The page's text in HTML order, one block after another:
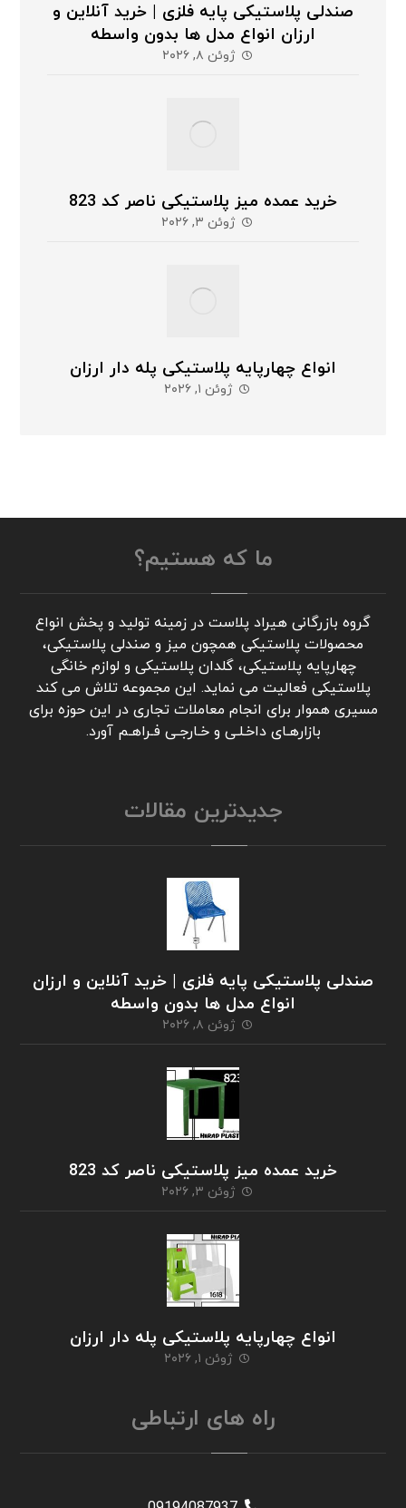
صندلی پلاستیکی پایه فلزی | خرید آنلاین و
ارزان انواع مدل ها بدون واسطه
ژوئن ۸, ۲۰۲۶
خرید عمده میز پلاستیکی ناصر کد 823
ژوئن ۳, ۲۰۲۶
انواع چهارپایه پلاستیکی پله دار ارزان
ژوئن ۱, ۲۰۲۶
ما که هستیم؟
گروه بازرگانی هیراد پلاست در زمینه تولید و پخش انواع
محصولات پلاستیکی همچون میز و صندلی پلاستیکی،
چهارپایه پلاستیکی، گلدان پلاستیکی و لوازم خانگی
پلاستیکی فعالیت می نماید. این مجموعه تلاش می کند
مسیری هموار برای انجام معاملات تجاری در این حوزه برای
بازارهـای داخـلـی و خـارجـی فـراهـم آورد.
جدیدترین مقالات
صندلی پلاستیکی پایه فلزی | خرید آنلاین و ارزان
انواع مدل ها بدون واسطه
ژوئن ۸, ۲۰۲۶
خرید عمده میز پلاستیکی ناصر کد 823
ژوئن ۳, ۲۰۲۶
انواع چهارپایه پلاستیکی پله دار ارزان
ژوئن ۱, ۲۰۲۶
راه های ارتباطی